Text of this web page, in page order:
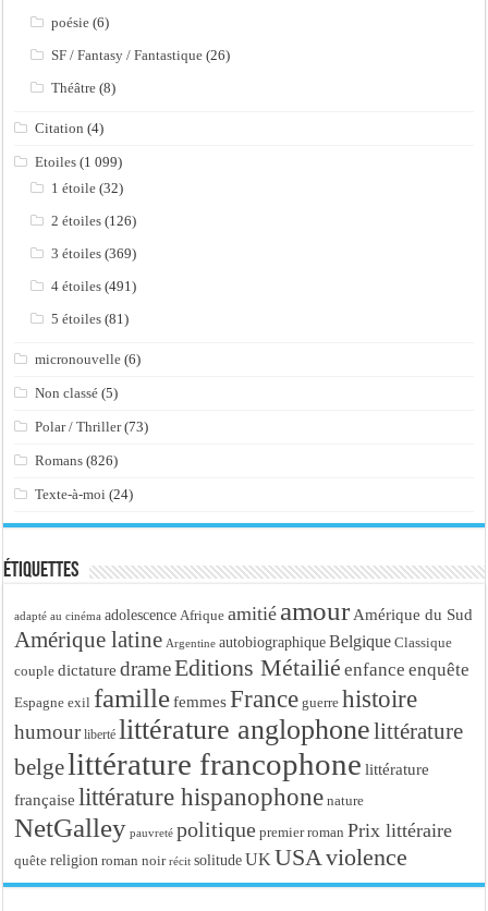
poésie (6)
SF / Fantasy / Fantastique (26)
Théâtre (8)
Citation (4)
Etoiles (1 099)
1 étoile (32)
2 étoiles (126)
3 étoiles (369)
4 étoiles (491)
5 étoiles (81)
micronouvelle (6)
Non classé (5)
Polar / Thriller(73)
Romans (826)
Texte-à-moi (24)
Étiquettes
adapté au cinéma adolescence Afrique amitié amourAmérique du Sud
Amérique latine Argentine autobiographique Belgique Classique
couple dictature drameEditions Métailié enfance enquête
Espagne exil famille femmes France guerre histoire
humour liberté littérature anglophonelittérature
belgelittérature francophone littérature
française littérature hispanophone nature
NetGalley pauvreté politique premier roman Prix littéraire
quête religion roman noir récit solitude UKUSAviolence